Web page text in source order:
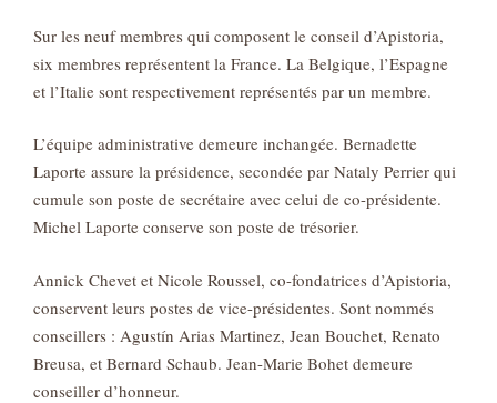
Sur les neuf membres qui composent le conseil d’Apistoria,
six membres représentent la France. La Belgique, l’Espagne
et l’Italie sont respectivement représentés par un membre.
L’équipe administrative demeure inchangée. Bernadette
Laporte assure la présidence, secondée par Nataly Perrier qui
cumule son poste de secrétaire avec celui de co-présidente.
Michel Laporte conserve son poste de trésorier.
Annick Chevet et Nicole Roussel, co-fondatrices d’Apistoria,
conservent leurs postes de vice-présidentes. Sont nommés
conseillers : Agustín Arias Martinez, Jean Bouchet, Renato
Breusa, et Bernard Schaub. Jean-Marie Bohet demeure
conseiller d’honneur.